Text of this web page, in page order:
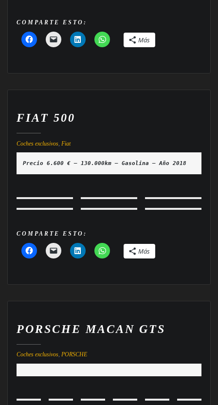
COMPARTE ESTO:
Más
FIAT 500
Coches exclusivos, Fiat
Precio 6.600 € — 130.000km — Gasolina — Año 2018
COMPARTE ESTO:
Más
PORSCHE MACAN GTS
Coches exclusivos, PORSCHE